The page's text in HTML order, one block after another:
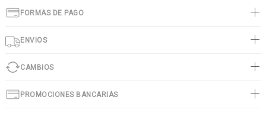
FORMAS DE PAGO
ENVIOS
CAMBIOS
PROMOCIONES BANCARIAS